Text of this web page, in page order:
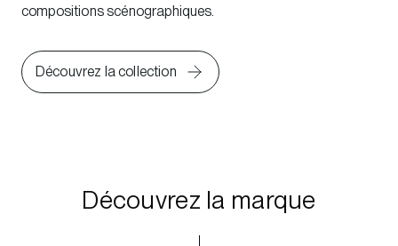
compositions scénographiques.
Découvrez la collection
Découvrez la marque